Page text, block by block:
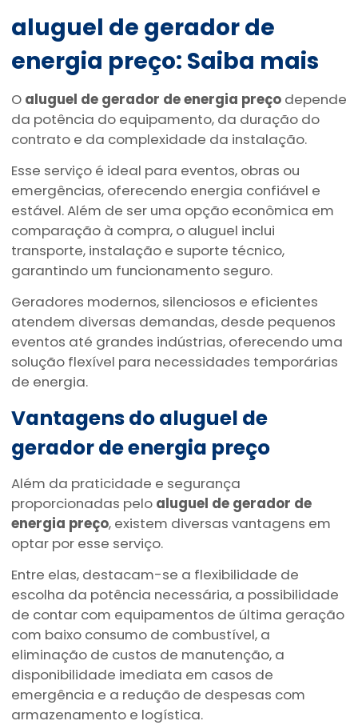
aluguel de gerador de
energia preço: Saiba mais
O aluguel de gerador de energia preço depende
da potência do equipamento, da duração do
contrato e da complexidade da instalação.
Esse serviço é ideal para eventos, obras ou
emergências, oferecendo energia confiável e
estável. Além de ser uma opção econômica em
comparação à compra, o aluguel inclui
transporte, instalação e suporte técnico,
garantindo um funcionamento seguro.
Geradores modernos, silenciosos e eficientes
atendem diversas demandas, desde pequenos
eventos até grandes indústrias, oferecendo uma
solução flexível para necessidades temporárias
de energia.
Vantagens doaluguel de
gerador de energia preço
Além da praticidade e segurança
proporcionadas pelo aluguel de gerador de
energia preço, existem diversas vantagens em
optar por esse serviço.
Entre elas, destacam-se a flexibilidade de
escolha da potência necessária, a possibilidade
de contar com equipamentos de última geração
com baixo consumo de combustível, a
eliminação de custos de manutenção, a
disponibilidade imediata em casos de
emergência e a redução de despesas com
armazenamento e logística.